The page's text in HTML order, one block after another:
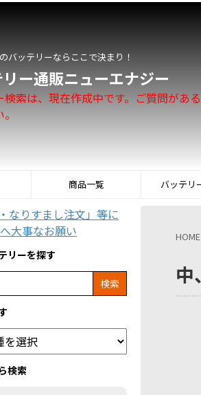
バッテリーならここで決まり！
ー通販ニューエナジー
索は、現在作成中です。ご質問がある
商品一覧 バッテリ
HOME
中
なりすまし注文」等に
大事なお願い
リーを探す
検索